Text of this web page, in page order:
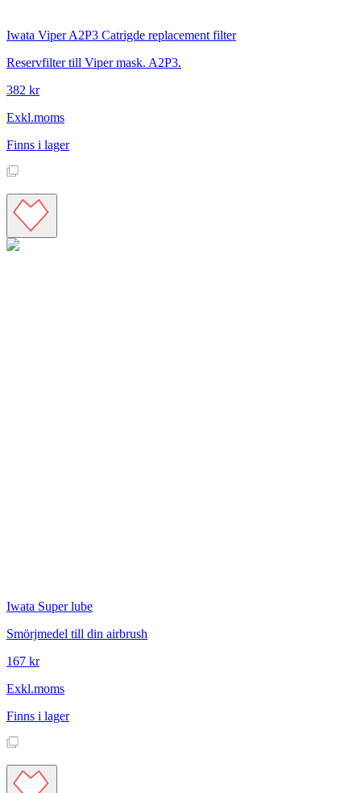
Iwata Viper A2P3 Catrigde replacement filter
Reservfilter till Viper mask. A2P3.
382 kr
Exkl.moms
Finns i lager
Iwata Super lube
Smörjmedel till din airbrush
167 kr
Exkl.moms
Finns i lager